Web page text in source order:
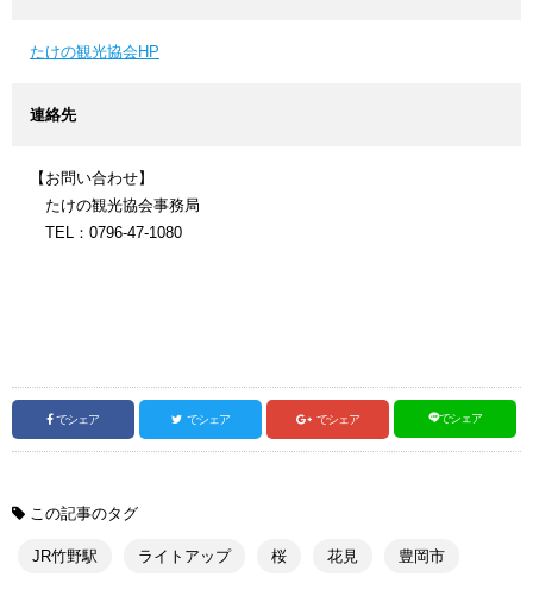
たけの観光協会HP
連絡先
【お問い合わせ】
たけの観光協会事務局
TEL：0796-47-1080
でシェア でシェア でシェア でシェア
この記事のタグ
JR竹野駅 ライトアップ 桜 花見 豊岡市